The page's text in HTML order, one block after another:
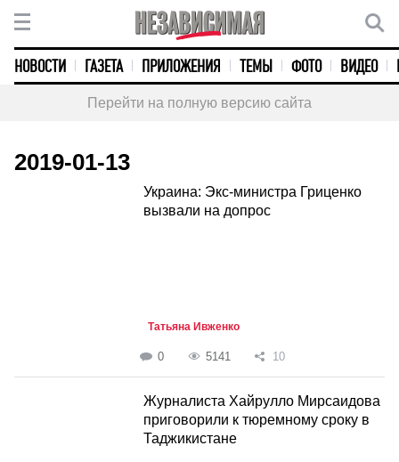
НОВОСТИ ГАЗЕТА ПРИЛОЖЕНИЯ ТЕМЫ ФОТО ВИДЕО
Перейти на полную версию сайта
2019-01-13
Украина: Экс-министра Гриценко
вызвали на допрос
Татьяна Ивженко
0 5141 10
Журналиста Хайрулло Мирсаидова
приговорили к тюремному сроку в
Таджикистане